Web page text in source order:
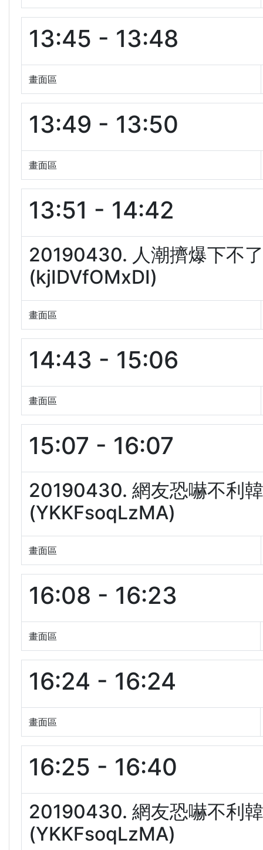
13:45 - 13:48
畫面區
13:49 - 13:50
畫面區
13:51 - 14:42
20190430. 人潮擠爆下不
(kjIDVfOMxDI)
畫面區
14:43 - 15:06
畫面區
15:07 - 16:07
20190430. 網友恐嚇不利
(YKKFsoqLzMA)
畫面區
16:08 - 16:23
畫面區
16:24 - 16:24
畫面區
16:25 - 16:40
20190430. 網友恐嚇不利
(YKKFsoqLzMA)